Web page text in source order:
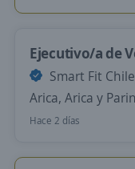
Ejecutivo/a de
Smart Fit Chile
Arica, Arica y
Hace 2 días